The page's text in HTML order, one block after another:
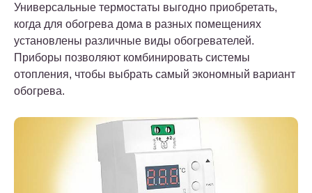
Универсальные термостаты выгодно приобретать,
когда для обогрева дома в разных помещениях
установлены различные виды обогревателей.
Приборы позволяют комбинировать системы
отопления, чтобы выбрать самый экономный вариант
обогрева.